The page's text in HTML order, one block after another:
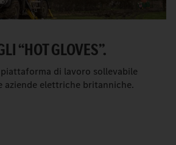
“HOT GLOVES”.
di lavoro sollevabile
aziende elettriche britanniche.